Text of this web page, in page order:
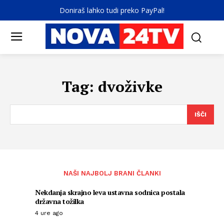
Doniraš lahko tudi preko PayPal!
Tag: dvoživke
IŠČI
NAŠI NAJBOLJ BRANI ČLANKI
Nekdanja skrajno leva ustavna sodnica postala
državna tožilka
4 ure ago